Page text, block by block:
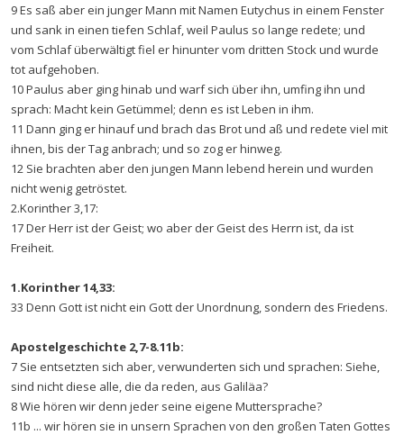
9 Es saß aber ein junger Mann mit Namen Eutychus in einem Fenster
und sank in einen tiefen Schlaf, weil Paulus so lange redete; und
vom Schlaf überwältigt fiel er hinunter vom dritten Stock und wurde
tot aufgehoben.
10 Paulus aber ging hinab und warf sich über ihn, umfing ihn und
sprach: Macht kein Getümmel; denn es ist Leben in ihm.
11 Dann ging er hinauf und brach das Brot und aß und redete viel mit
ihnen, bis der Tag anbrach; und so zog er hinweg.
12 Sie brachten aber den jungen Mann lebend herein und wurden
nicht wenig getröstet.
2.Korinther 3,17:
17 Der Herr ist der Geist; wo aber der Geist des Herrn ist, da ist
Freiheit.
1.Korinther 14,33:
33 Denn Gott ist nicht ein Gott der Unordnung, sondern des Friedens.
Apostelgeschichte 2,7-8.11b:
7 Sie entsetzten sich aber, verwunderten sich und sprachen: Siehe,
sind nicht diese alle, die da reden, aus Galiläa?
8 Wie hören wir denn jeder seine eigene Muttersprache?
11b ... wir hören sie in unsern Sprachen von den großen Taten Gottes